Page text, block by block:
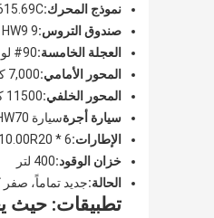
نموذج المحرك:
صندوق التروس:HW9 9 سرعات يدوية
العجلة الخامسة:90# لوحة ربط قياسية
المحور الأمامي:7,000 كجم
المحور الخلفي:11500 كجم
سيارة أجرةسيارة HW70 ذات سقف مسطح مع مكيف
الإطارات:10.00R20 * 6 وحدات
خزان الوقود:400 لتر
الحالة:جديد تماماً، صفر
تطبيقات: حيث